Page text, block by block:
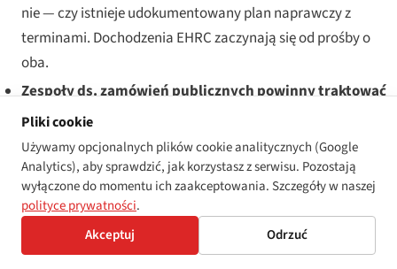
nie — czy istnieje udokumentowany plan naprawczy z
terminami. Dochodzenia EHRC zaczynają się od prośby o
oba.
Zespoły ds. zamówień publicznych powinny traktować
WCAG 2.2 AA jako bezwzględne kryterium wyboru
dostawcy.Aktualizacja wytycznych Crown Commercial
Service jest w toku; operatorzy ram działają z
wyprzedzeniem wobec zmian ustawowych; a dostawca,
którego cyfrowe produkty nie spełniają 2.2, jest ryzykiem
zamówień publicznych dla instytucji zamawiającej w
Pliki cookie
Używamy opcjonalnych plików cookie analitycznych (Google
Analytics), aby sprawdzić, jak korzystasz z serwisu. Pozostają
wyłączone do momentu ich zaakceptowania. Szczegóły w naszej
polityce prywatności.
Akceptuj
Odrzuć